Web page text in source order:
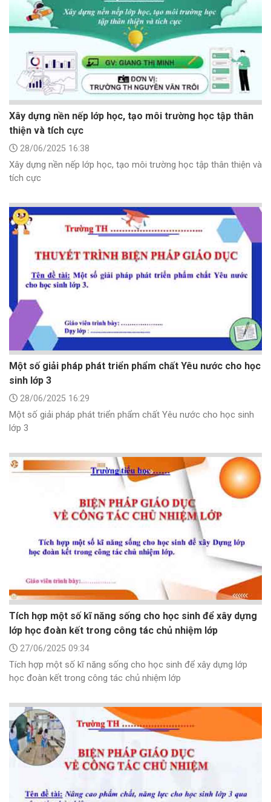
Xây dựng nền nếp lớp học, tạo môi trường học tập thân
thiện và tích cực
28/06/2025 16:38
Xây dựng nền nếp lớp học, tạo môi trường học tập thân thiện và
tích cực
Một số giải pháp phát triển phẩm chất Yêu nước cho học
sinh lớp 3
28/06/2025 16:29
Một số giải pháp phát triển phẩm chất Yêu nước cho học sinh
lớp 3
Tích hợp một số kĩ năng sống cho học sinh để xây dựng
lớp học đoàn kết trong công tác chủ nhiệm lớp
27/06/2025 09:34
Tích hợp một số kĩ năng sống cho học sinh để xây dựng lớp
học đoàn kết trong công tác chủ nhiệm lớp